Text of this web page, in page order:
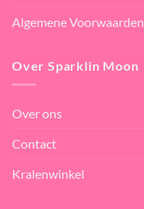
Algemene Voorwaarden
Over Sparklin Moon
Over ons
Contact
Kralenwinkel